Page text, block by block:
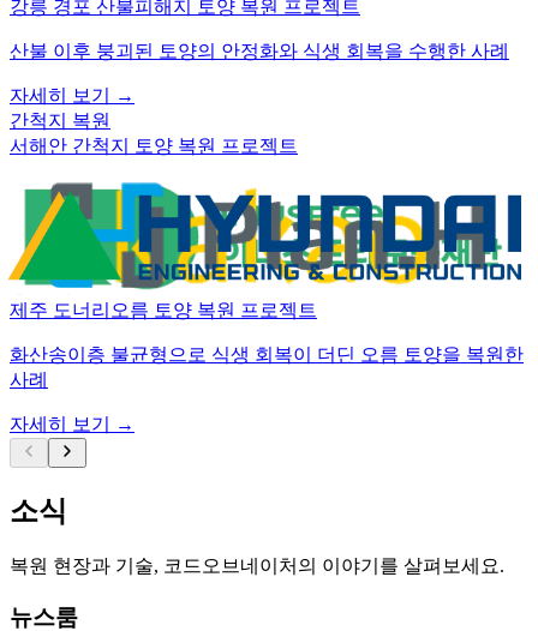
강릉 경포 산불피해지 토양 복원 프로젝트
산불 이후 붕괴된 토양의 안정화와 식생 회복을 수행한 사례
자세히 보기
→
간척지 복원
서해안 간척지 토양 복원 프로젝트
염분이 높은 간척지 토양에서 이끼 기반 복원 가능성을 검증한
사례
자세히 보기→
생태 복원
제주 도너리오름 토양 복원 프로젝트
화산송이층 불균형으로 식생 회복이 더딘 오름 토양을 복원한
사례
자세히 보기 →
소식
복원 현장과 기술, 코드오브네이처의 이야기를 살펴보세요.
뉴스룸